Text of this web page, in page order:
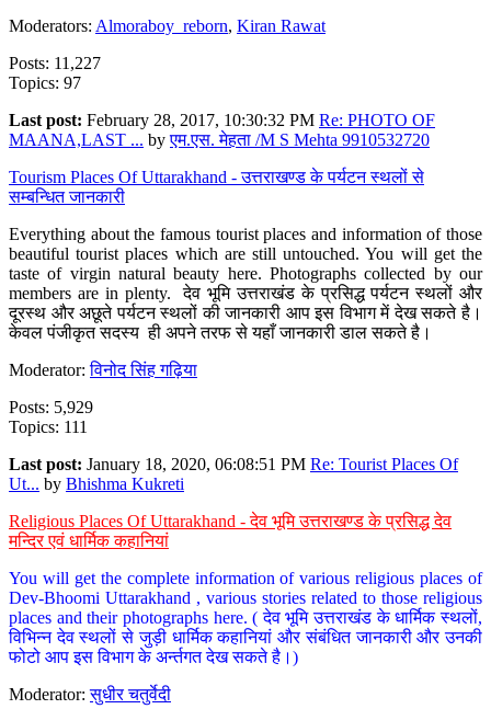
Moderators: Almoraboy_reborn, Kiran Rawat
Posts: 11,227
Topics: 97
Last post: February 28, 2017, 10:30:32 PM Re: PHOTO OF
MAANA,LAST ... byएम.एस. मेहता /M S Mehta 9910532720
Tourism Places Of Uttarakhand - उत्तराखण्ड के पर्यटन स्थलों से
सम्बन्धित जानकारी
Everything about the famous tourist places and information of those
beautiful tourist places which are still untouched. You will get the
taste of virgin natural beauty here. Photographs collected by our
members are in plenty. देव भूमि उत्तराखंड के प्रसिद्ध पर्यटन स्थलों और
दूरस्थ और अछूते पर्यटन स्थलों की जानकारी आप इस विभाग में देख सकते है।
केवल पंजीकृत सदस्य ही अपने तरफ से यहाँ जानकारी डाल सकते है।
Moderator:विनोद सिंह गढ़िया
Posts: 5,929
Topics: 111
Last post: January 18, 2020, 06:08:51 PM Re: Tourist Places Of
Ut... by Bhishma Kukreti
Religious Places Of Uttarakhand - देव भूमि उत्तराखण्ड के प्रसिद्ध देव
मन्दिर एवं धार्मिक कहानियां
You will get the complete information of various religious places of
Dev-Bhoomi Uttarakhand , various stories related to those religious
places and their photographs here. ( देव भूमि उत्तराखंड के धार्मिक स्थलों,
विभिन्न देव स्थलों से जुड़ी धार्मिक कहानियां और संबंधित जानकारी और उनकी
फोटो आप इस विभाग के अर्न्तगत देख सकते है।)
Moderator:सुधीर चतुर्वेदी